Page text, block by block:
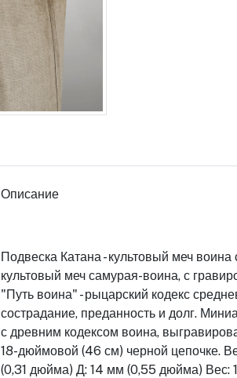
Описание
Подвеска Катана - культовый меч
культовый меч самурая-воина, с
"Путь воина" - рыцарский кодекс
сострадание, преданность и долг.
с древним кодексом воина,
18-дюймовой (46 см) черной цепочке.
(0,31 дюйма) Д: 14 мм (0,55 дюйма) Вес: